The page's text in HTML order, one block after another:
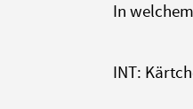
In
INT: